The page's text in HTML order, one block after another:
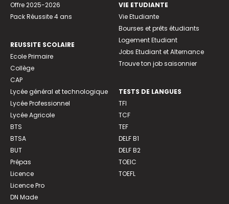
Offre 2025-2026
Pack Réussite 4 ans
REUSSITE SCOLAIRE
Ecole Primaire
Collège
CAP
Lycée général et technologique
Lycée Professionnel
Lycée Agricole
BTS
BTSA
BUT
Prépas
Licence
Licence Pro
DN Made
VIE ETUDIANTE
Vie Etudiante
Bourses et prêts étudiants
Logement Etudiant
Jobs Etudiant et Alternance
Trouve ton job saisonnier
TESTS DE LANGUES
TFI
TCF
TEF
DELF B1
DELF B2
TOEIC
TOEFL